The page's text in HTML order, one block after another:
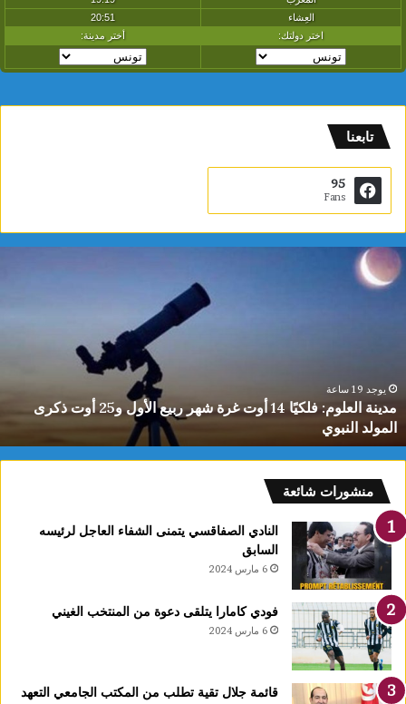
تابعنا
95
Fans
مدينة
العلوم:
فلكيًا
ربيع
الأول
و25
أوت
ذكرى
المولد
النبوي
يوجد 19 ساعة
مدينة العلوم: فلكيًا 14 أوت غرة شهر ربيع الأول و25 أوت ذكرى
المولد النبوي
منشورات شائعة
النادي الصفاقسي يتمنى الشفاء العاجل لرئيسه
السابق
6 مارس 2024
فودي كامارا يتلقى دعوة من المنتخب الغيني
6 مارس 2024
قائمة جلال تقية تطلب من المكتب الجامعي التعهد